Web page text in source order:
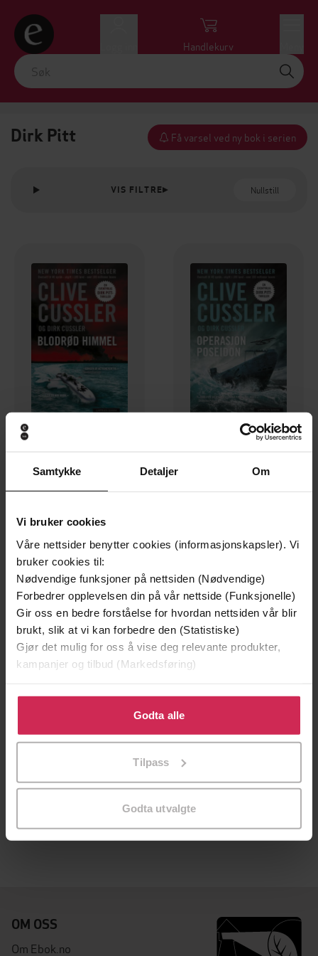
Samtykke Detaljer Om
Vi bruker cookies
Våre nettsider benytter cookies (informasjonskapsler). Vi
bruker cookies til:
Nødvendige funksjoner på nettsiden (Nødvendige)
Forbedrer opplevelsen din på vår nettside (Funksjonelle)
Gir oss en bedre forståelse for hvordan nettsiden vår blir
brukt, slik at vi kan forbedre den (Statistiske)
Gjør det mulig for oss å vise deg relevante produkter,
kampanjer og tilbud (Markedsføring)
Klikk på «Godta alle» for å gi oss ditt samtykke til å
bruke cookies for alle disse formålene. Du kan også
tilpasse ditt samtykke til spesifikke formål ved å klikke
Godta alle
Tilpass
Godta utvalgte
Handlekurv
Dirk Pitt Få varsel ved ny bok i serien
VIS FILTRE Nullstill
249,-
Blodrød himmel
Clive Cussler
249,-
Operasjon Poseidon
Clive Cussler
249,-
OM OSS
Om Ebok.no